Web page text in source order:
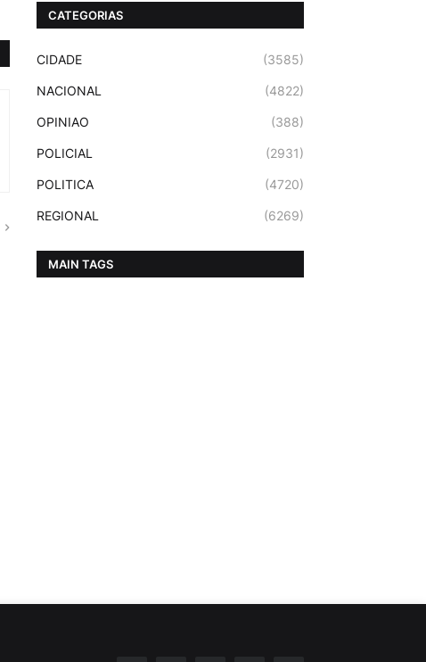
CATEGORIAS
CIDADE (3585)
NACIONAL (4822)
OPINIAO (388)
POLICIAL (2931)
POLITICA (4720)
REGIONAL (6269)
MAIN TAGS